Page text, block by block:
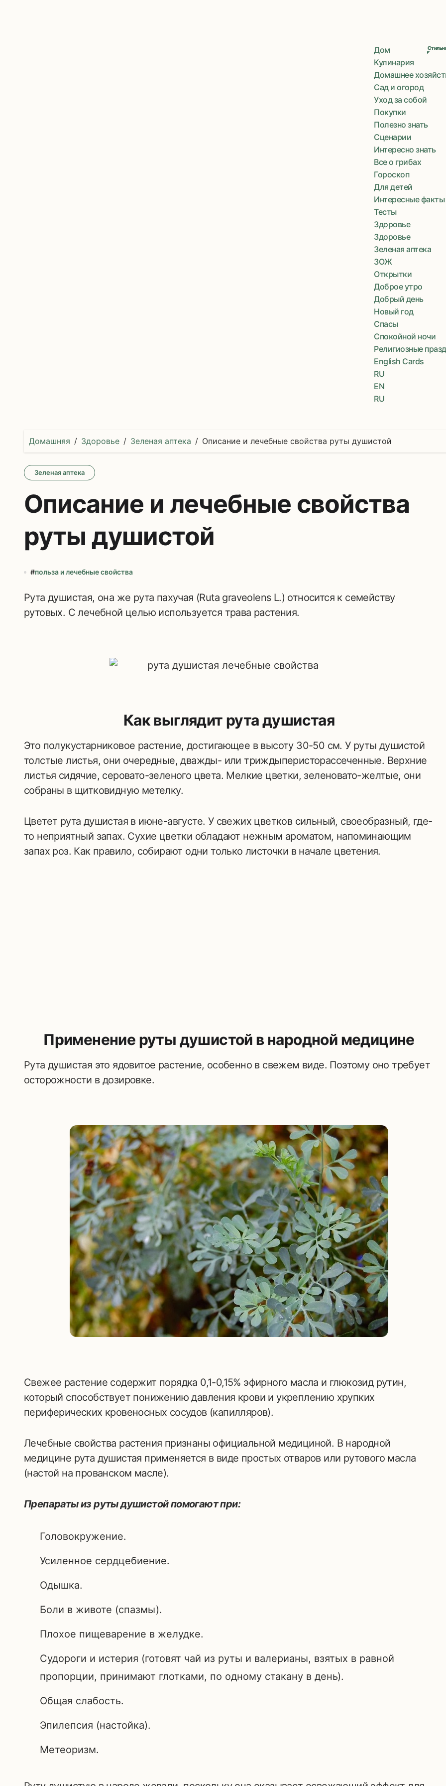
Дом
Кулинария
Домашнее
Сад и огород
Уход за собой
Покупки
Полезно знать
Сценарии
Интересно знать
Все о грибах
Гороскоп
Для детей
Интересные факты
Тесты
Здоровье
Здоровье
Зеленая аптека
ЗОЖ
Открытки
Доброе утро
Добрый день
Новый год
Спасы
Спокойной ночи
Религиозные
English Cards
RU
EN
RU
Домашняя Здоровье Зеленая аптека Описание и лечебные свойства руты душистой
Зеленая аптека
Описание и лечебные свойства
руты душистой
#польза и лечебные свойства
Рута душистая, она же рута пахучая (Ruta graveolens L.) относится к семейству
рутовых. С лечебной целью используется трава растения.
Как выглядит рута душистая
Это полукустарниковое растение, достигающее в высоту 30-50 см. У руты душистой
толстые листья, они очередные, дважды- или триждыперисторассеченные. Верхние
листья сидячие, серовато-зеленого цвета. Мелкие цветки, зеленовато-желтые, они
собраны в щитковидную метелку.
Цветет рута душистая в июне-августе. У свежих цветков сильный, своеобразный, где-
то неприятный запах. Сухие цветки обладают нежным ароматом, напоминающим
запах роз. Как правило, собирают одни только листочки в начале цветения.
Применение руты душистой в народной медицине
Рута душистая это ядовитое растение, особенно в свежем виде. Поэтому оно требует
осторожности в дозировке.
Свежее растение содержит порядка 0,1-0,15% эфирного масла и глюкозид рутин,
который способствует понижению давления крови и укреплению хрупких
периферических кровеносных сосудов (капилляров).
Лечебные свойства растения признаны официальной медициной. В народной
медицине рута душистая применяется в виде простых отваров или рутового масла
(настой на прованском масле).
Препараты из руты душистой помогают при:
Головокружение.
Усиленное сердцебиение.
Одышка.
Боли в животе (спазмы).
Плохое пищеварение в желудке.
Судороги и истерия (готовят чай из руты и валерианы, взятых в равной
пропорции, принимают глотками, по одному стакану в день).
Общая слабость.
Эпилепсия (настойка).
Метеоризм.